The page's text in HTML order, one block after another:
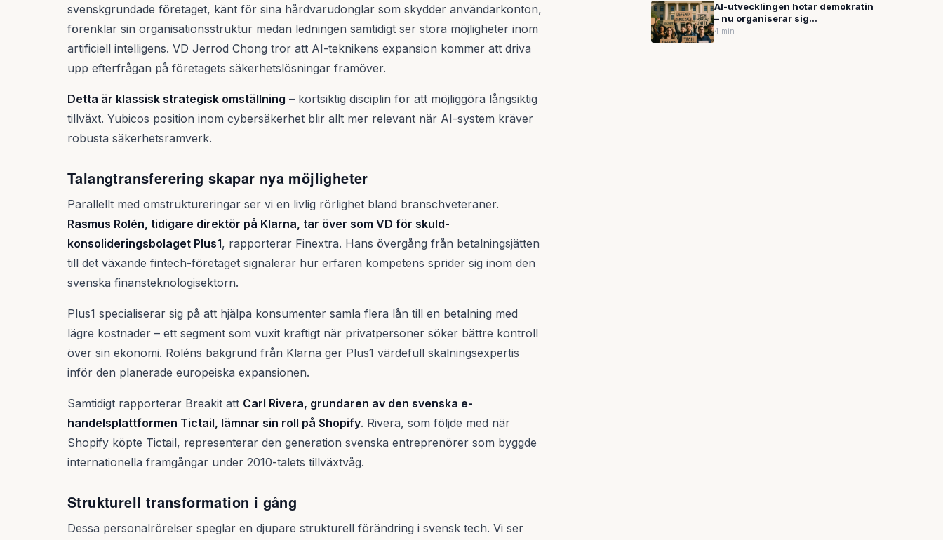
svenskgrundade företaget, känt för sina hårdvarudonglar som skydder användarkonton,
förenklar sin organisationsstruktur medan ledningen samtidigt ser stora möjligheter inom
artificiell intelligens. VD Jerrod Chong tror att AI-teknikens expansion kommer att driva
upp efterfrågan på företagets säkerhetslösningar framöver.
Detta är klassisk strategisk omställning – kortsiktig disciplin för att möjliggöra långsiktig
tillväxt. Yubicos position inom cybersäkerhet blir allt mer relevant när AI-system kräver
robusta säkerhetsramverk.
Talangtransferering skapar nya möjligheter
Parallellt med omstruktureringar ser vi en livlig rörlighet bland branschveteraner.
Rasmus Rolén, tidigare direktör på Klarna, tar över som VD för skuld­
konsolideringsbolaget Plus1, rapporterar Finextra. Hans övergång från betalningsjätten
till det växande fintech-företaget signalerar hur erfaren kompetens sprider sig inom den
svenska finansteknologisektorn.
Plus1 specialiserar sig på att hjälpa konsumenter samla flera lån till en betalning med
lägre kostnader – ett segment som vuxit kraftigt när privatpersoner söker bättre kontroll
över sin ekonomi. Roléns bakgrund från Klarna ger Plus1 värdefull skalningsexpertis
inför den planerade europeiska expansionen.
Samtidigt rapporterar Breakit att Carl Rivera, grundaren av den svenska e-
handelsplattformen Tictail, lämnar sin roll på Shopify. Rivera, som följde med när
Shopify köpte Tictail, representerar den generation svenska entreprenörer som byggde
internationella framgångar under 2010-talets tillväxtvåg.
Strukturell transformation i gång
Dessa personalrörelser speglar en djupare strukturell förändring i svensk tech. Vi ser
AI-utvecklingen hotar demokratin
– nu organiserar sig
teknikarbetarna
4 min